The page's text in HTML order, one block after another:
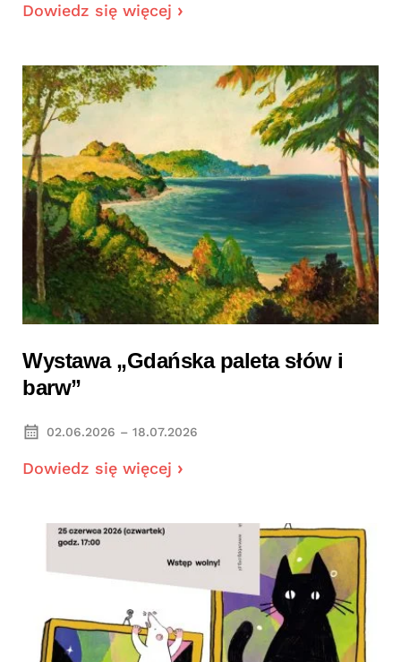
Dowiedz się więcej
Wystawa „Gdańska paleta słów i
barw”
02.06.2026 – 18.07.2026
Dowiedz się więcej